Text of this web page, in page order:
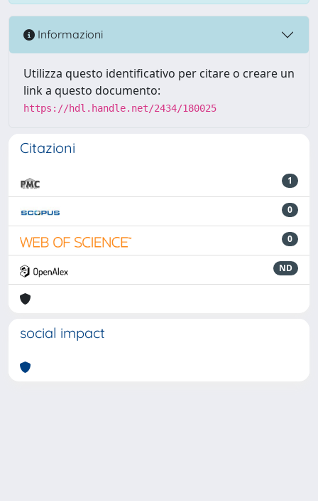
Informazioni
Utilizza questo identificativo per citare o creare un
link a questo documento:
https://hdl.handle.net/2434/180025
Citazioni
1
0
0
ND
social impact